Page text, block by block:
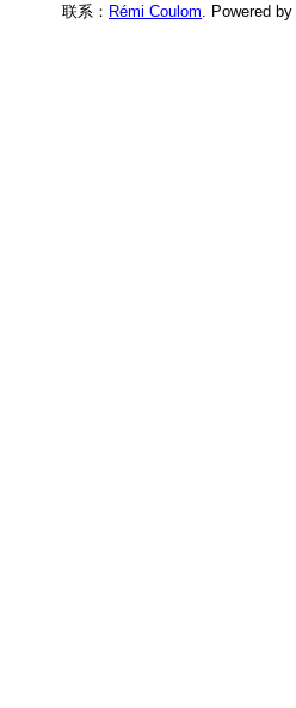
联系： Rémi Coulom . Powered by